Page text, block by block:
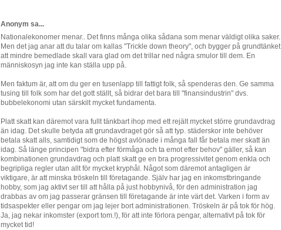
Anonym sa...
Nationalekonomer menar.. Det finns många olika sådana som menar väldigt olika saker.
Men det jag anar att du talar om kallas "Trickle down theory", och bygger på grundtänket
att mindre bemedlade skall vara glad om det trillar ned några smulor till dem. En
människosyn jag inte kan ställa upp på.
Men faktum är, att om du ger en tusenlapp till fattigt folk, så spenderas den. Ge samma
tusing till folk som har det gott ställt, så bidrar det bara till "finansindustrin" dvs.
bubbelekonomi utan särskilt mycket fundamenta.
Platt skatt kan däremot vara fullt tänkbart ihop med ett rejält mycket större grundavdrag
än idag. Det skulle betyda att grundavdraget gör så att typ. städerskor inte behöver
betala skatt alls, samtidigt som de högst avlönade i många fall får betala mer skatt än
idag. Så länge principen "bidra efter förmåga och ta emot efter behov" gäller, så kan
kombinationen grundavdrag och platt skatt ge en bra progressivitet genom enkla och
begripliga regler utan allt för mycket kryphål. Något som däremot antagligen är
viktigare, är att minska tröskeln till företagande. Själv har jag en inkomstbringande
hobby, som jag aktivt ser till att hålla på just hobbynivå, för den administration jag
drabbas av om jag passerar gränsen till företagande är inte värt det. Varken i form av
tidsaspekter eller pengar om jag lejer bort administrationen. Tröskeln är på tok för hög.
Ja, jag nekar inkomster (export tom.!), för att inte förlora pengar, alternativt på tok för
mycket tid!